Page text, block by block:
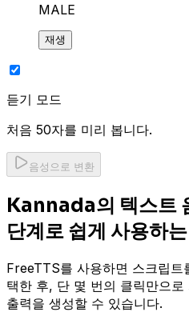
MALE
재생
듣기 모드
처음 50자를 미리 봅니다.
음성으로 변환
Kannada의 텍스트
단계로 쉽게 사용하는
FreeTTS를 사용하면 스크립트
택한 후, 단 몇 번의 클릭만으
출력을 생성할 수 있습니다.